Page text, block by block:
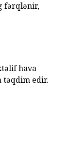
fərqlənir,
hava
təqdim edir.